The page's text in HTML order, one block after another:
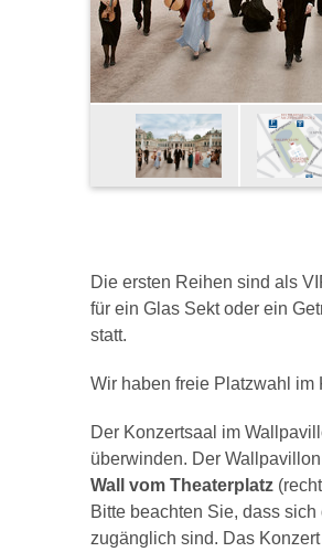
Die ersten Reihen sind als
für ein Glas Sekt oder ein
statt.
Wir haben freie Platzwahl im
Der Konzertsaal im
überwinden. Der
Wall vom Theaterplatz
Bitte beachten Sie, dass
zugänglich sind. Das